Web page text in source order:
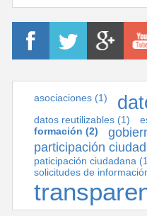
asociaciones (1)
datos reutilizables (1)
formación (2)
participación
paticipación ciudadana
solicitudes de